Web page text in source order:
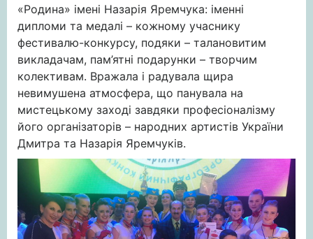
«Родина» імені Назарія Яремчука: іменні
дипломи та медалі – кожному учаснику
фестивалю-конкурсу, подяки – талановитим
викладачам, пам’ятні подарунки – творчим
колективам. Вражала і радувала щира
невимушена атмосфера, що панувала на
мистецькому заході завдяки професіоналізму
його організаторів – народних артистів України
Дмитра та Назарія Яремчуків.